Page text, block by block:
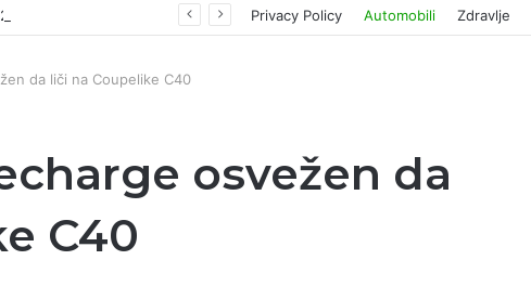
Privacy Policy Automobili Zdravlje
da liči na Coupelike C40
osvežen da
C40